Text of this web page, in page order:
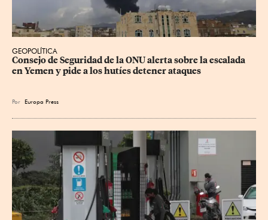
GEOPOLÍTICA
Consejo de Seguridad de la ONU alerta sobre la escalada
en Yemen y pide a los hutíes detener ataques
Por Europa Press